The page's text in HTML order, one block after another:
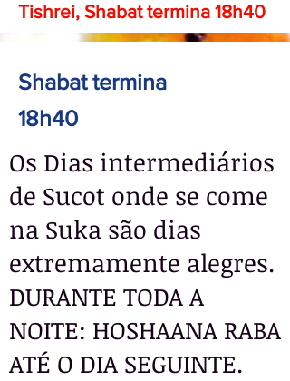
Tishrei, Shabat termina 18h40
Shabat termina
18h40
Os Dias intermediários
de Sucot onde se come
na Suka são dias
extremamente alegres.
DURANTE TODA A
NOITE: HOSHAANA RABA
ATÉ O DIA SEGUINTE.